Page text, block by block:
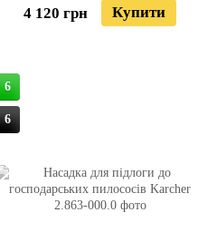
4 120 грн Купити
6
6